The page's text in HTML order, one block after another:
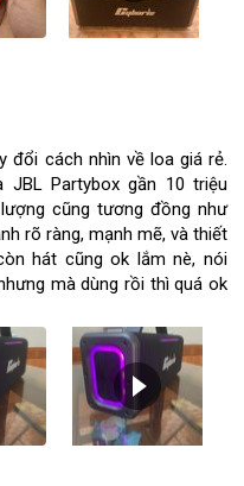
đổi cách nhìn về loa giá rẻ.
Partybox gần 10 triệu
cũng tương đồng như
rõ ràng, mạnh mẽ, và thiết
hát cũng ok lắm nè, nói
mà dùng rồi thì quá ok